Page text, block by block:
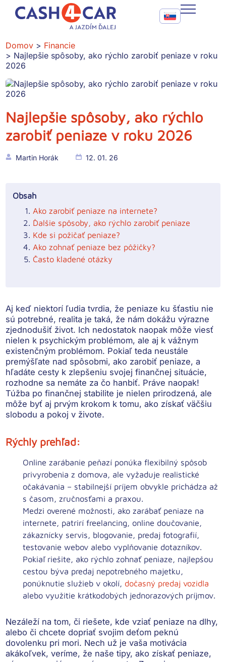
Najlepšie spôsoby, ako rýchlo zarobiť peniaze v roku 2026
BLOG
SLUŽBY
KONTAKT
Call To Action
Domov
Financie
Najlepšie spôsoby, ako rýchlo zarobiť peniaze v roku
2026
Najlepšie spôsoby, ako rýchlo
zarobiť peniaze v roku 2026
Martin Horák 12. 01. 26
Obsah
Ako zarobiť peniaze na internete?
Ďalšie spôsoby, ako rýchlo zarobiť peniaze
Kde si požičať peniaze?
Ako zohnať peniaze bez pôžičky?
Často kladené otázky
Aj keď niektorí ľudia tvrdia, že peniaze ku šťastiu nie
sú potrebné, realita je taká, že nám dokážu výrazne
zjednodušiť život. Ich nedostatok naopak môže viesť
nielen k psychickým problémom, ale aj k vážnym
existenčným problémom. Pokiaľ teda neustále
premýšľate nad spôsobmi, ako zarobiť peniaze, a
hľadáte cesty k zlepšeniu svojej finančnej situácie,
rozhodne sa nemáte za čo hanbiť. Práve naopak!
Túžba po finančnej stabilite je nielen prirodzená, ale
môže byť aj prvým krokom k tomu, ako získať väčšiu
slobodu a pokoj v živote.
Rýchly prehľad:
Online zarábanie peňazí ponúka flexibilný spôsob
privyrobenia z domova, ale vyžaduje realistické
očakávania – stabilnejší príjem obvykle prichádza až
s časom, zručnosťami a praxou.
Medzi overené možnosti, ako zarábať peniaze na
internete, patrirí freelancing, online doučovanie,
zákaznícky servis, blogovanie, predaj fotografií,
testovanie webov alebo vyplňovanie dotazníkov.
Pokiaľ riešite, ako rýchlo zohnať peniaze, najlepšou
cestou býva predaj nepotrebného majetku,
ponúknutie služieb v okolí, dočasný predaj vozidla
alebo využitie krátkodobých jednorazových príjmov.
Nezáleží na tom, či riešete, kde vziať peniaze na dlhy,
alebo či chcete dopriať svojim deťom peknú
dovolenku pri mori. Nech už je vaša motivácia
akákoľvek, veríme, že naše tipy, ako získať peniaze,